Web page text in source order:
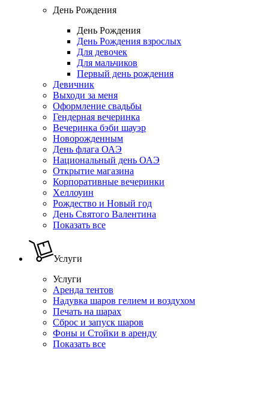
День Рождения
День Рождения
День Рождения взрослых
Для девочек
Для мальчиков
Первый день рождения
Девичник
Выходи за меня
Оформление свадьбы
Гендерная вечеринка
Вечеринка бэби шауэр
Новорожденным
День флага ОАЭ
Национальный день ОАЭ
Открытие магазина
Корпоративные вечеринки
Хеллоуин
Рождество и Новый год
День Святого Валентина
Показать все
Услуги
Услуги
Аренда тентов
Надувка шаров гелием и воздухом
Печать на шарах
Сброс и запуск шаров
Фоны и Стойки в аренду
Показать все